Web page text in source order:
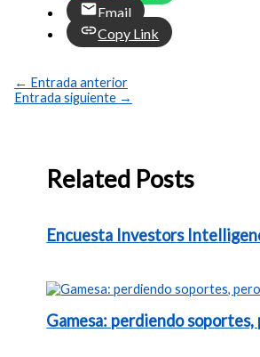
Email
Copy Link
← Entrada anterior
Entrada siguiente →
Related Posts
Encuesta Investors
Gamesa: perdiendo soportes,